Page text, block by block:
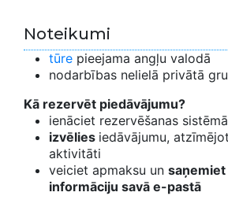
Noteikumi
tūre pieejama angļu valodā
nodarbības nelielā privātā
Kā rezervēt piedāvājumu?
ienāciet rezervēšanas
izvēlies iedāvājumu,
aktivitāti
veiciet apmaksu un
informāciju savā e-pastā